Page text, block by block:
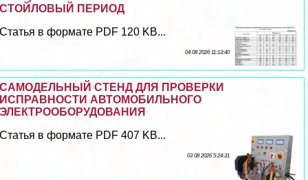
СТОЙЛОВЫЙ ПЕРИОД
Статья в формате PDF 120 KB...
04 08 2026 11:13:40
САМОДЕЛЬНЫЙ СТЕНД ДЛЯ ПРОВЕРКИ
ИСПРАВНОСТИ АВТОМОБИЛЬНОГО
ЭЛЕКТРООБОРУДОВАНИЯ
Статья в формате PDF 407 KB...
03 08 2026 5:24:31